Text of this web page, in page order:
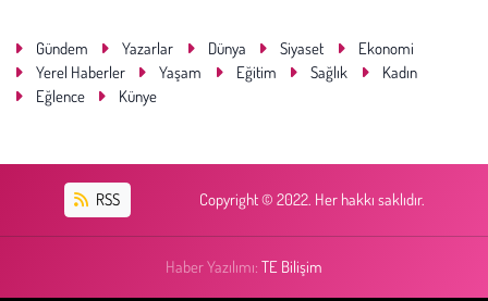
Gündem Yazarlar Dünya Siyaset
Ekonomi
Yerel Haberler
Yaşam Eğitim Sağlık
Kadın
Eğlence
Künye
RSS Copyright © 2022. Her hakkı saklıdır.
Haber Yazılımı: TE Bilişim